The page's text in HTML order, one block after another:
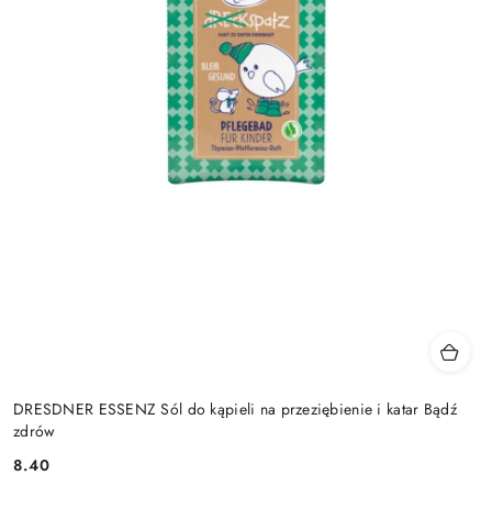
DRESDNER ESSENZ Sól do kąpieli na przeziębienie i katar Bądź
zdrów
Cena:
8.40